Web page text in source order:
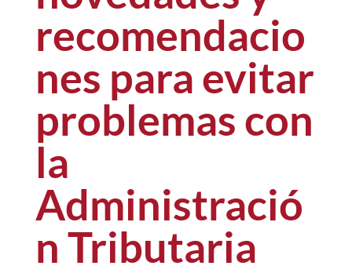
recomendacio
nes para evitar
problemas con
la
Administració
n Tributaria